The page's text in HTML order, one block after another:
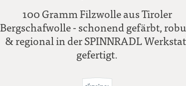
100 Gramm Filzwolle aus Tiroler
Bergschafwolle - schonend gefärbt,
& regional in der SPINNRADL
gefertigt.